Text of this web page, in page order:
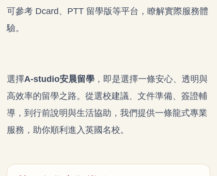
可參考 Dcard、PTT 留學版等平台，瞭解實際服務體
驗。
選擇A-studio安晨留學 ，即是選擇一條安心、透明與
高效率的留學之路。從選校建議、文件準備、簽證輔
導，到行前說明與生活協助，我們提供一條龍式專業
服務，助你順利進入英國名校。